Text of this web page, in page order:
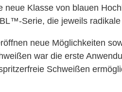
neue Klasse von blauen
Serie, die jeweils
neue Möglichkeiten
war die erste
Schweißen